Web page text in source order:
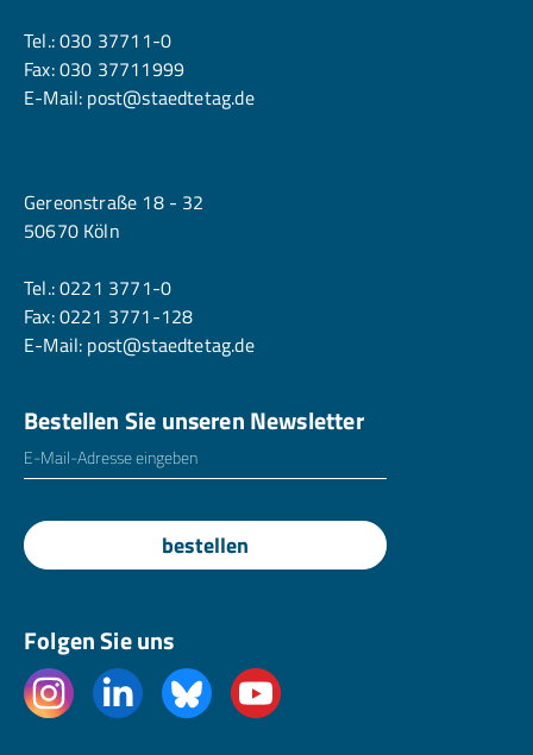
Tel.:030 37711-0
Fax: 030 37711999
E-Mail: post@staedtetag.de
Gereonstraße 18 - 32
50670 Köln
Tel.:0221 3771-0
Fax: 0221 3771-128
E-Mail: post@staedtetag.de
Bestellen Sie unseren Newsletter
E-Mailadresse
bestellen
Folgen Sie uns